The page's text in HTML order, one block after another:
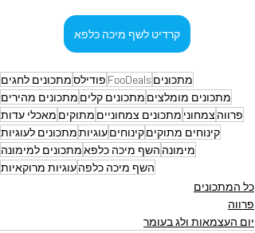
קרדיט לשף מיכה כלפא
מתכונים FooDeals פודילסמתכונים לחגים
מתכונים מומלצים מתכונים קלים מתכונים מהירים
פרווה צמחוני מתכונים צמחוניים מתוקים מאכלי עדות
קינוחים מתוקיםקינוחיםעוגיותמתכונים לעוגיות
מימונה השף מיכה כלפאמתכונים למימונה
השף מיכה כלפהעוגיות מרוקאיות
כל המתכונים
פרווה
יום העצמאות ולג בעומר